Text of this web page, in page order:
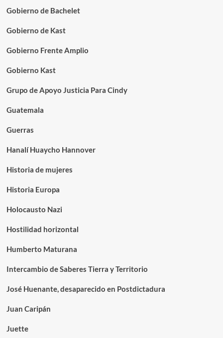
Gobierno de Bachelet
Gobierno de Kast
Gobierno Frente Amplio
Gobierno Kast
Grupo de Apoyo Justicia Para Cindy
Guatemala
Guerras
Hanalí Huaycho Hannover
Historia de mujeres
Historia Europa
Holocausto Nazi
Hostilidad horizontal
Humberto Maturana
Intercambio de Saberes Tierra y Territorio
José Huenante, desaparecido en Postdictadura
Juan Caripán
Juette